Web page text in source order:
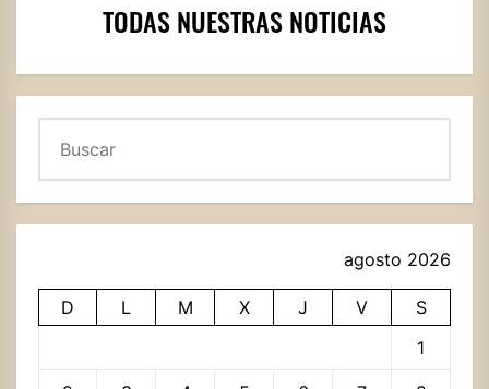
TODAS NUESTRAS NOTICIAS
agosto 2026
D L M X J V
S
1